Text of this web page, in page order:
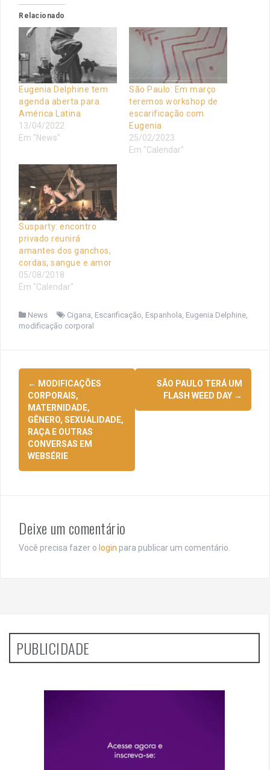
Relacionado
Eugenia Delphine tem
agenda aberta para
América Latina
13/04/2022
Em "News"
São Paulo: Em março
teremos workshop de
escarificação com
Eugenia
25/02/2023
Em "Calendar"
Susparty: encontro
privado reunirá
amantes dos ganchos,
cordas, sangue e amor
05/08/2018
Em "Calendar"
News Cigana, Escarificação, Espanhola, Eugenia Delphine,
modificação corporal
Navegação
de
posts
← MODIFICAÇÕES
CORPORAIS,
MATERNIDADE,
GÊNERO, SEXUALIDADE,
RAÇA E OUTRAS
CONVERSAS EM
WEBSÉRIE
SÃO PAULO TERÁ UM
FLASH WEED DAY →
Deixe um comentário
Você precisa fazer o login para publicar um comentário.
PUBLICIDADE